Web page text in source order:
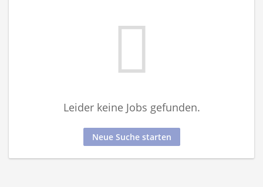
Leider keine Jobs gefunden.
Neue Suche starten